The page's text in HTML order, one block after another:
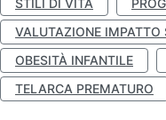
STILI DI VITA
VALUTAZIONE IMPATTO
OBESITÀ INFANTILE
TELARCA PREMATURO